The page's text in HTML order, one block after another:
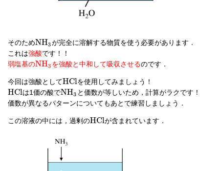
そのためNH3が完全に溶解する物質を使う必要があります．
これは強酸です！！
弱塩基のNH3 を強酸と中和して吸収させるのです．
今回は強酸としてHClを使用してみましょう！
HClは1価の酸でNH3 と価数が等しいため，計算がラクです！
価数が異なるパターンについてもあとで練習しましょう．
この溶液の中には，過剰のHClが含まれています．